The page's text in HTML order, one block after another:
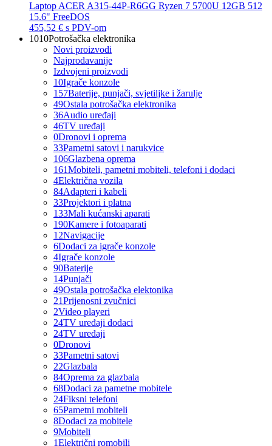
Laptop ACER A315-44P-R6GG Ryzen 7 5700U 12GB 512
15.6" FreeDOS
455,52 € s PDV-om
1010Potrošačka elektronika
Novi proizvodi
Najprodavanije
Izdvojeni proizvodi
10Igrače konzole
157Baterije, punjači, svjetiljke i žarulje
49Ostala potrošačka elektronika
36Audio uređaji
46TV uređaji
0Dronovi i oprema
33Pametni satovi i narukvice
106Glazbena oprema
161Mobiteli, pametni mobiteli, telefoni i dodaci
4Električna vozila
84Adapteri i kabeli
33Projektori i platna
133Mali kućanski aparati
190Kamere i fotoaparati
12Navigacije
6Dodaci za igrače konzole
4Igrače konzole
90Baterije
14Punjači
49Ostala potrošačka elektonika
21Prijenosni zvučnici
2Video playeri
24TV uređaji dodaci
24TV uređaji
0Dronovi
33Pametni satovi
22Glazbala
84Oprema za glazbala
68Dodaci za pametne mobitele
24Fiksni telefoni
65Pametni mobiteli
8Dodaci za mobitele
9Mobiteli
1Električni romobili